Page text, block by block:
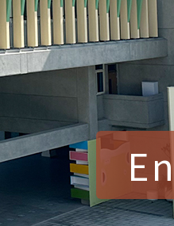
賀！本